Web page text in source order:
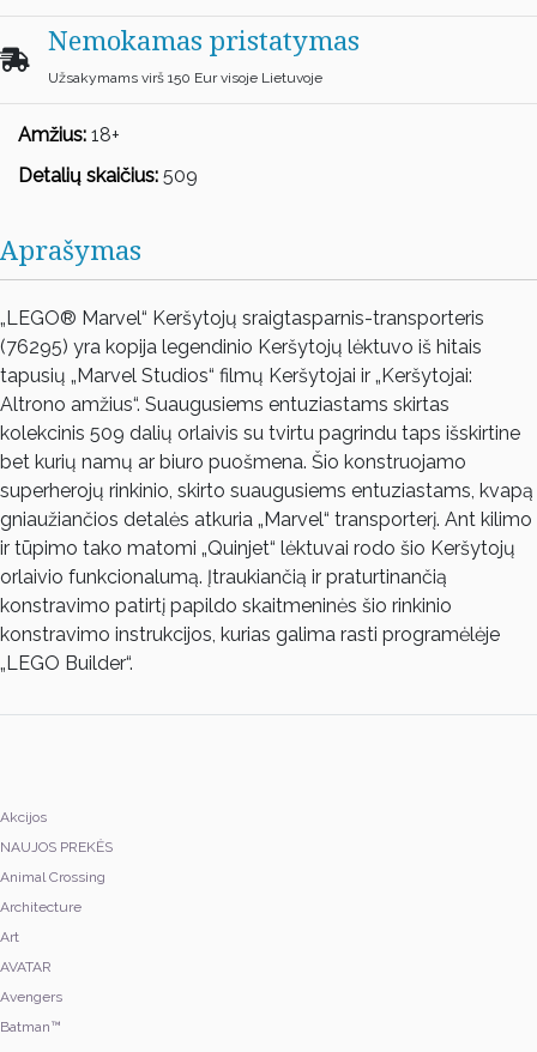
Nemokamas pristatymas
Užsakymams virš 150 Eur visoje Lietuvoje
Amžius: 18+
Detalių skaičius: 509
Aprašymas
„LEGO® Marvel“ Keršytojų sraigtasparnis-transporteris
(76295) yra kopija legendinio Keršytojų lėktuvo iš hitais
tapusių „Marvel Studios“ filmų Keršytojai ir „Keršytojai:
Altrono amžius“. Suaugusiems entuziastams skirtas
kolekcinis 509 dalių orlaivis su tvirtu pagrindu taps išskirtine
bet kurių namų ar biuro puošmena. Šio konstruojamo
superherojų rinkinio, skirto suaugusiems entuziastams, kvapą
gniaužiančios detalės atkuria „Marvel“ transporterį. Ant kilimo
ir tūpimo tako matomi „Quinjet“ lėktuvai rodo šio Keršytojų
orlaivio funkcionalumą. Įtraukiančią ir praturtinančią
konstravimo patirtį papildo skaitmeninės šio rinkinio
konstravimo instrukcijos, kurias galima rasti programėlėje
„LEGO Builder“.
Akcijos
NAUJOS PREKĖS
Animal Crossing
Architecture
Art
AVATAR
Avengers
Batman™